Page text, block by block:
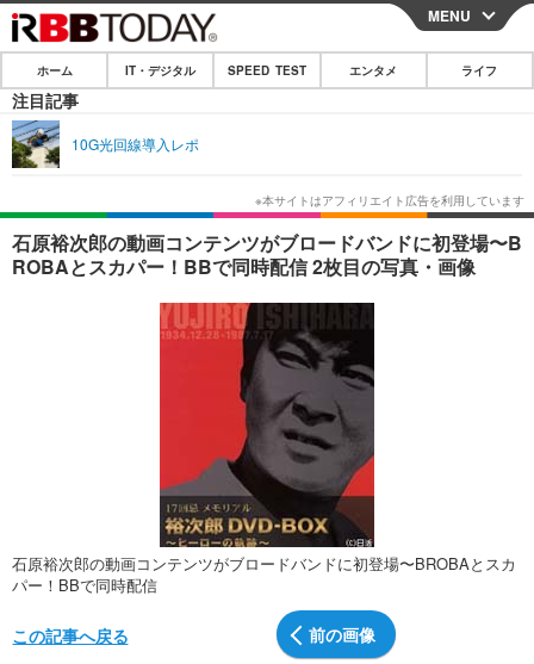
CLOSE
ホーム
IT・デジタル
ネタ ガジェット・ツール
ショッピング その他
エンタメ
エンタメTOP 映画・ドラマ
韓流・K-POP 韓国・芸能
スポーツ
ライフTOP
ショッピング
MENU
ホーム IT・デジタル SPEED TEST エンタメ ライフ
注目記事
10G光回線導入レポ
石原裕次郎の動画コンテンツがブロードバンドに初登場〜B
ROBAとスカパー！BBで同時配信 2枚目の写真・画像
石原裕次郎の動画コンテンツがブロードバンドに初登場〜BROBAとスカ
パー！BBで同時配信
前の画像
この記事へ戻る